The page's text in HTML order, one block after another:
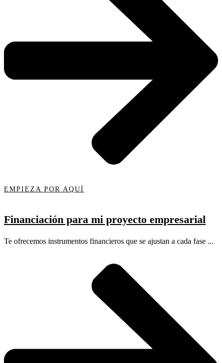
EMPIEZA POR AQUÍ
Financiación para mi proyecto empresarial
Te ofrecemos instrumentos financieros que se ajustan a cada fase ...